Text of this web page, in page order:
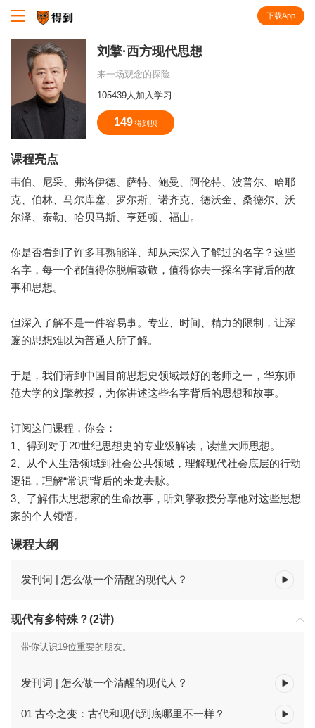
下载App
刘擎·西方现代思想
来一场观念的探险
105439人加入学习
149 得到贝
课程亮点
韦伯、尼采、弗洛伊德、萨特、鲍曼、阿伦特、波普尔、哈耶
克、伯林、马尔库塞、罗尔斯、诺齐克、德沃金、桑德尔、沃
尔泽、泰勒、哈贝马斯、亨廷顿、福山。
你是否看到了许多耳熟能详、却从未深入了解过的名字？这些
名字，每一个都值得你脱帽致敬，值得你去一探名字背后的故
事和思想。
但深入了解不是一件容易事。专业、时间、精力的限制，让深
邃的思想难以为普通人所了解。
于是，我们请到中国目前思想史领域最好的老师之一，华东师
范大学的刘擎教授，为你讲述这些名字背后的思想和故事。
订阅这门课程，你会：
1、得到对于20世纪思想史的专业级解读，读懂大师思想。
2、从个人生活领域到社会公共领域，理解现代社会底层的行动
逻辑，理解“常识”背后的来龙去脉。
3、了解伟大思想家的生命故事，听刘擎教授分享他对这些思想
家的个人领悟。
课程大纲
发刊词 | 怎么做一个清醒的现代人？
现代有多特殊？(2讲)
带你认识19位重要的朋友。
发刊词 | 怎么做一个清醒的现代人？
01 古今之变：古代和现代到底哪里不一样？